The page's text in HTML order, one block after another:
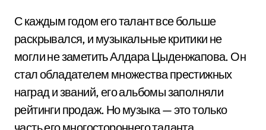
С каждым годом его талант все больше
раскрывался, и музыкальные критики не
могли не заметить Алдара Цыденжапова. Он
стал обладателем множества престижных
наград и званий, его альбомы заполняли
рейтинги продаж. Но музыка — это только